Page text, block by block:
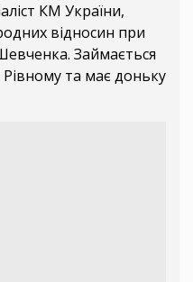
КМ України,
відносин при
Займається
та має доньку